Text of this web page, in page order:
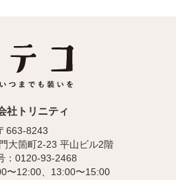
社トリニティ
663-8243
大箇町2-23 平山ビル2階
：0120-93-2468
〜12:00、13:00〜15:00